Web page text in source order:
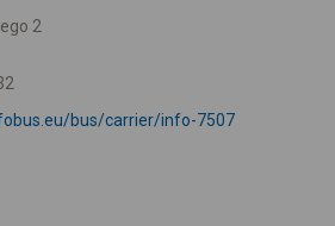
2
bus/carrier/info-7507